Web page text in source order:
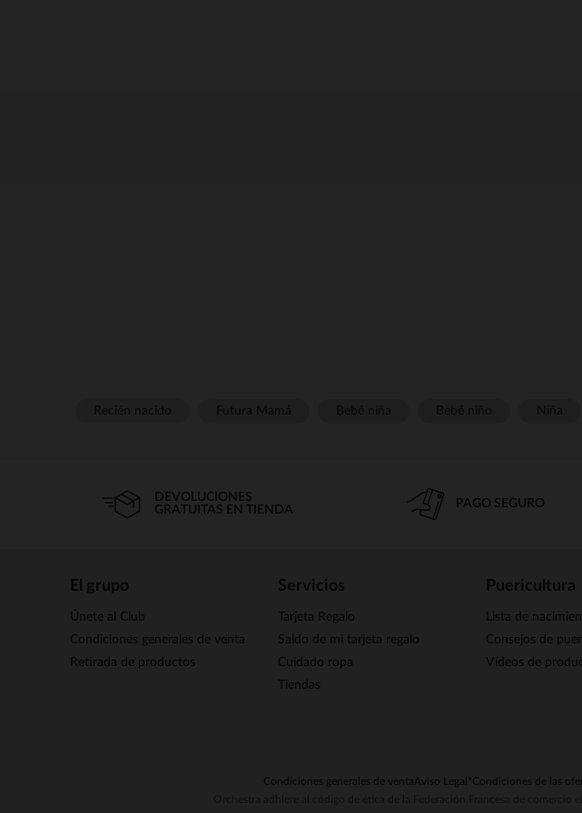
DEVOLUCIONES
GRATUITAS EN TIENDA
PAGO SEGURO
El grupo
Únete al Club
Condiciones generales de venta
Retirada de productos
Servicios
Tarjeta Regalo
Saldo de mi tarjeta regalo
Cuidado ropa
Tiendas
Puericultura
Lista de
Consejos de
Vídeos de
Condiciones generales de ventaAviso Legal *Condiciones de las